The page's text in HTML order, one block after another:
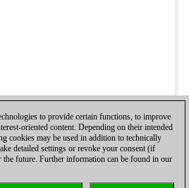
to provide certain functions, to improve
oriented content. Depending on their intended
cookies may be used in addition to technically
detailed settings or revoke your consent (if
future. Further information can be found in our